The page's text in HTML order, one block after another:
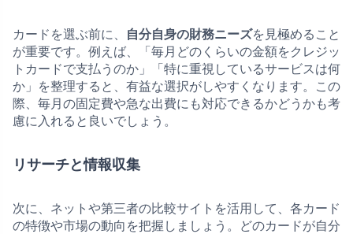
カードを選ぶ前に、 自分自身の財務ニーズを見極めること
が重要です。例えば、「毎月どのくらいの金額をクレジッ
トカードで支払うのか」「特に重視しているサービスは何
か」を整理すると、有益な選択がしやすくなります。この
際、毎月の固定費や急な出費にも対応できるかどうかも考
慮に入れると良いでしょう。
リサーチと情報収集
次に、ネットや第三者の比較サイトを活用して、各カード
の特徴や市場の動向を把握しましょう。どのカードが自分